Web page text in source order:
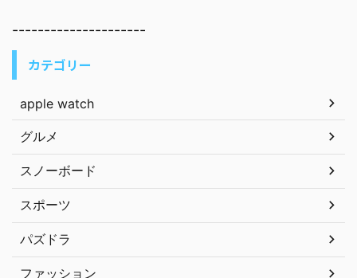
---------------------
カテゴリー
apple watch
グルメ
スノーボード
スポーツ
パズドラ
ファッション